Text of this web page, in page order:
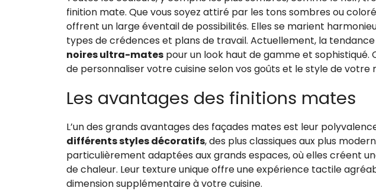
finition mate. Que vous soyez attiré par les tons sombres ou
offrent un large éventail de possibilités. Elles se marient
types de crédences et plans de travail. Actuellement, la
noires ultra-mates pour un look haut de gamme et sophistiqué.
de personnaliser votre cuisine selon vos goûts et le style de votre
Les avantages des finitions mates
L’un des grands avantages des façades mates est leur
différents styles décoratifs, des plus classiques aux plus
particulièrement adaptées aux grands espaces, où elles créent
de chaleur. Leur texture unique offre une expérience tactile
dimension supplémentaire à votre cuisine.